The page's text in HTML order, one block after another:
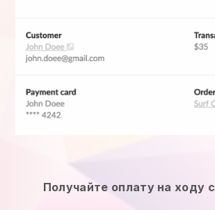
Получайте оплату на ходу с